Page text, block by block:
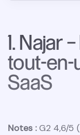
1. Najar
tout-en-
SaaS
Notes :G2 4,6/5